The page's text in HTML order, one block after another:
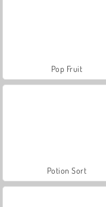
Pop Fruit
Potion Sort